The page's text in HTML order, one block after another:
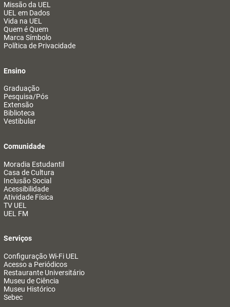
Missão da UEL
UEL em Dados
Vida na UEL
Quem é Quem
Marca Símbolo
Política de Privacidade
Ensino
Graduação
Pesquisa/Pós
Extensão
Biblioteca
Vestibular
Comunidade
Moradia Estudantil
Casa de Cultura
Inclusão Social
Acessibilidade
Atividade Física
TV UEL
UEL FM
Serviços
Configuração Wi-Fi UEL
Acesso a Periódicos
Restaurante Universitário
Museu de Ciência
Museu Histórico
Sebec